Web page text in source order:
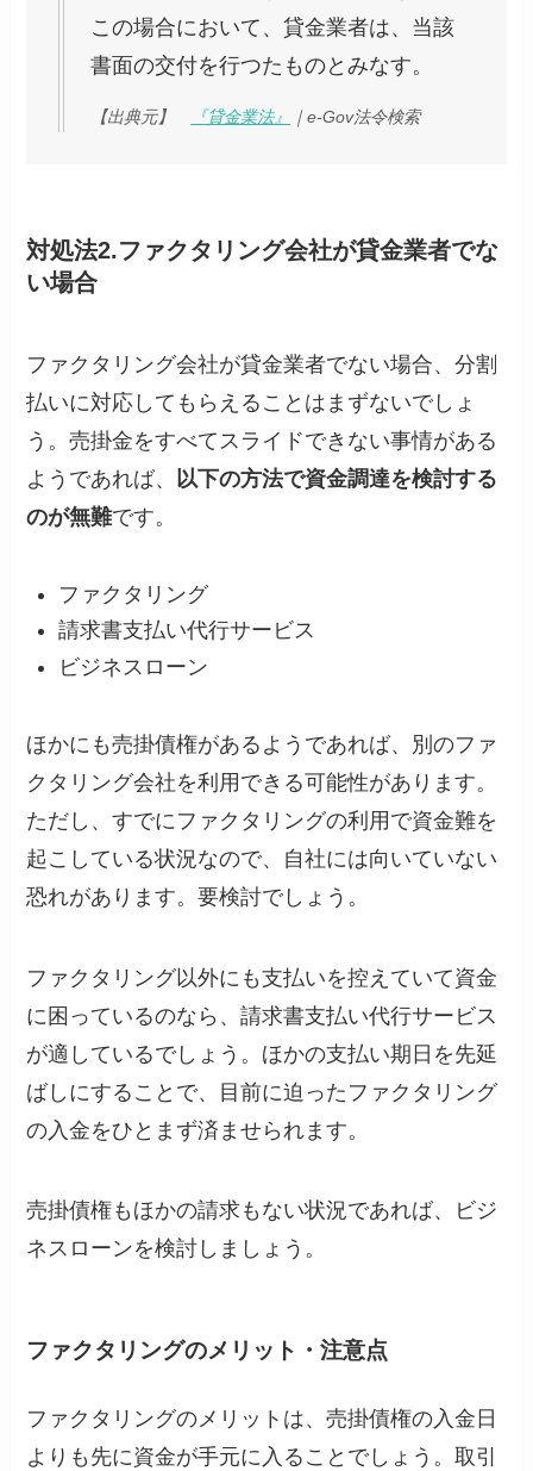
この場合において、貸金業者は、当該
書面の交付を行つたものとみなす。
【出典元】 『貸金業法』 ｜e-Gov法令検索
対処法2.ファクタリング会社が貸金業者でな
い場合
ファクタリング会社が貸金業者でない場合、分割
払いに対応してもらえることはまずないでしょ
う。売掛金をすべてスライドできない事情がある
ようであれば、 以下の方法で資金調達を検討する
のが無難です。
ファクタリング
請求書支払い代行サービス
ビジネスローン
ほかにも売掛債権があるようであれば、別のファ
クタリング会社を利用できる可能性があります。
ただし、すでにファクタリングの利用で資金難を
起こしている状況なので、自社には向いていない
恐れがあります。要検討でしょう。
ファクタリング以外にも支払いを控えていて資金
に困っているのなら、請求書支払い代行サービス
が適しているでしょう。ほかの支払い期日を先延
ばしにすることで、目前に迫ったファクタリング
の入金をひとまず済ませられます。
売掛債権もほかの請求もない状況であれば、ビジ
ネスローンを検討しましょう。
ファクタリングのメリット・注意点
ファクタリングのメリットは、売掛債権の入金日
よりも先に資金が手元に入ることでしょう。取引